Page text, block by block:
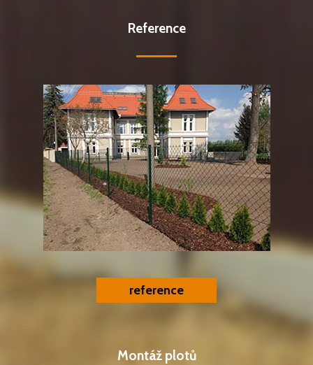
Reference
reference
Montáž plotů